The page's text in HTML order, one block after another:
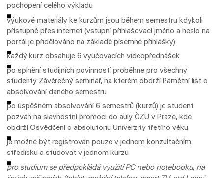
pochopení celého výkladu
výukové materiály ke kurzům jsou během semestru kdykoli
přístupné přes internet (vstupní přihlašovací jméno a heslo na
portál je přidělováno na základě písemné přihlášky)
každý kurz obsahuje 6 vyučovacích videopřednášek
po splnění studijních povinností proběhne pro všechny
studenty Závěrečný seminář, na kterém obdrží Pamětní list o
absolvování daného semestru
po úspěšném absolvování 6 semestrů (kurzů) je student
pozván na slavnostní promoci do auly ČZU v Praze, kde
obdrží Osvědčení o absolutoriu Univerzity třetího věku
je možné být registrován pouze v jednom konzultačním
středisku a studovat v jednom kurzu
pro studium se předpokládá využití PC nebo notebooku, na